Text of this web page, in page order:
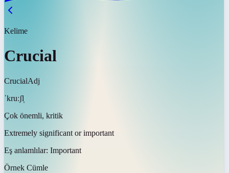
Kelime
Crucial
CrucialAdj
ˈkruːʃl̩
Çok önemli, kritik
Extremely significant or important
Eş anlamlılar: Important
Örnek Cümle